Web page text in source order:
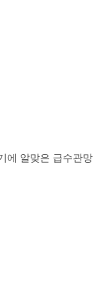
에 알맞은 급수관망